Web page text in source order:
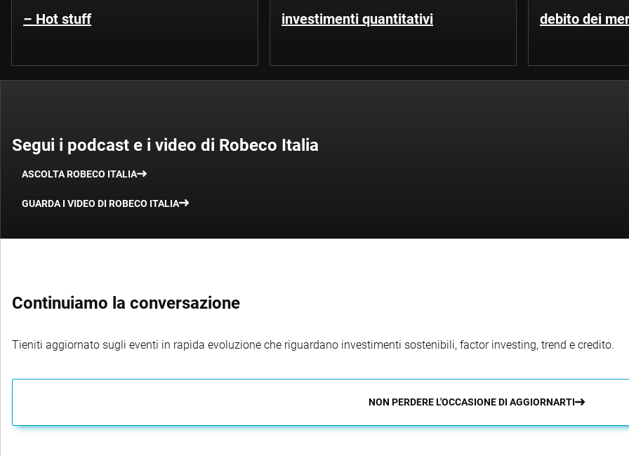
– Hot stuff
investimenti quantitativi
debito dei
Segui i podcast e i video di Robeco Italia
ASCOLTA ROBECO ITALIA
GUARDA I VIDEO DI ROBECO ITALIA
Continuiamo la conversazione
Tieniti aggiornato sugli eventi in rapida evoluzione che riguardano investimenti sostenibili, factor investing, trend e credito.
NON PERDERE L'OCCASIONE DI AGGIORNARTI